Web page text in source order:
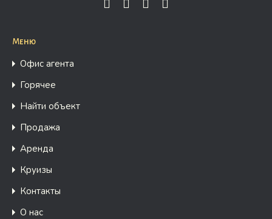
Меню
Офис агента
Горячее
Найти объект
Продажа
Аренда
Круизы
Контакты
О нас